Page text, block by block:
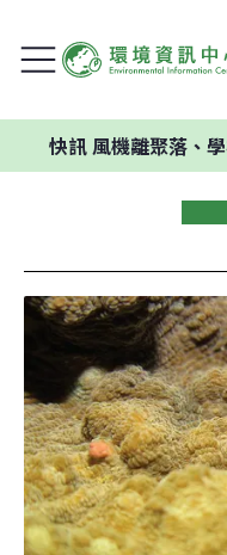
風機離聚落、學校過